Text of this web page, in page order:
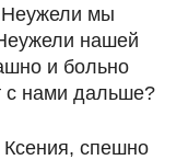
Неужели мы
нашей
и больно
с нами дальше?
спешно